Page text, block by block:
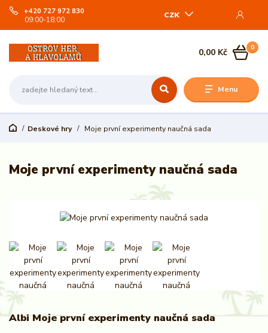
Menu
CZK
+420 727 972 830
09:00-18:00
0
0,00 Kč
Deskové hry Moje první experimenty naučná sada
Moje první experimenty naučná sada
Albi Moje první experimenty naučná sada